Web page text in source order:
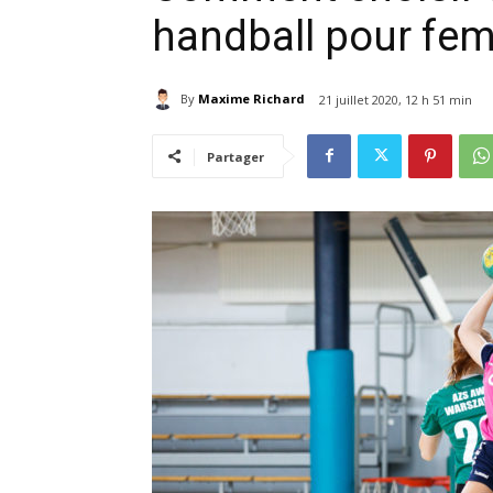
handball pour
By Maxime Richard 21 juillet 2020, 12 h 51 min
Partager